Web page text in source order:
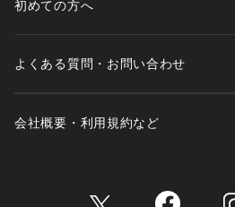
初めての方へ
よくある質問・お問い合わせ
会社概要・利用規約など